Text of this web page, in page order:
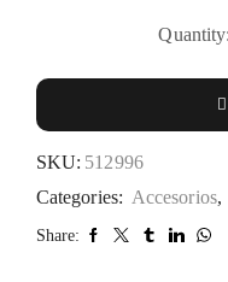
SKU: 512996
Categories: Accesorios,
Share: